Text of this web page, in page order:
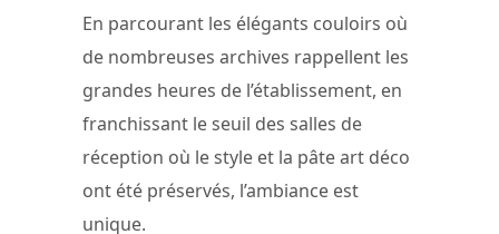
En parcourant les élégants couloirs où
de nombreuses archives rappellent les
grandes heures de l’établissement, en
franchissant le seuil des salles de
réception où le style et la pâte art déco
ont été préservés, l’ambiance est
unique.